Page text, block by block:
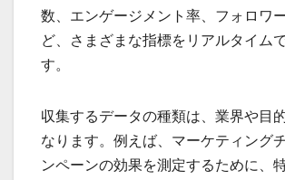
数、エンゲージメント率、フォロワ
ど、さまざまな指標をリアルタイム
す。
収集するデータの種類は、業界や目
なります。例えば、マーケティング
ンペーンの効果を測定するために、